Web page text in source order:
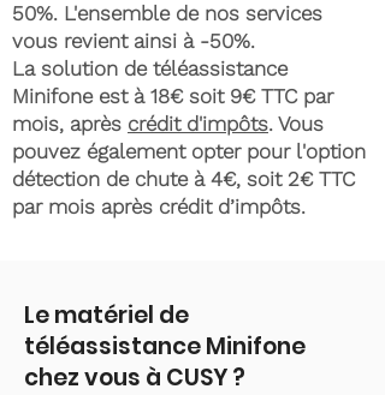
50%. L'ensemble de nos services
vous revient ainsi à -50%.
La solution de téléassistance
Minifone est à 18€ soit 9€ TTC par
mois, après crédit d'impôts. Vous
pouvez également opter pour l'option
détection de chute à 4€, soit 2€ TTC
par mois après crédit d’impôts.
Le matériel de
téléassistance Minifone
chez vous à CUSY ?